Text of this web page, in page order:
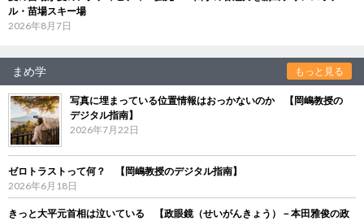
ル・苗場スキー場
2026年8月7日
まめ学 もっと見る
写真に埋まっている位置情報はおっかないのか 【岡嶋教授の
デジタル指南】
2026年7月22日
ゼロトラストって何？ 【岡嶋教授のデジタル指南】
2026年6月18日
きっと大平元首相は泣いている 【政眼鏡（せいがんきょう）－本田雅俊の政